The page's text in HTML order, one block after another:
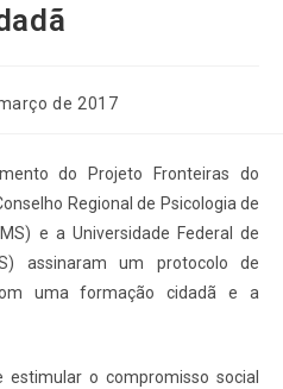
de 2017
do Projeto Fronteiras do
Regional de Psicologia de
e a Universidade Federal de
assinaram um protocolo de
uma formação cidadã e a
o compromisso social